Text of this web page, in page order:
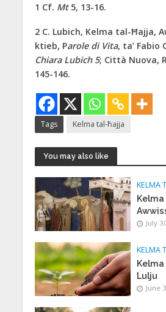
1 Cf. Mt5, 13-16.
2 C. Lubich, Kelma tal-Ħajja,
ktieb, Parole di Vita, ta’ Fabio
Chiara Lubich 5; Città Nuova,
145-146.
Tags Kelma tal-ħajja
You may also like
KELMA
July
KELMA
Lulju
June